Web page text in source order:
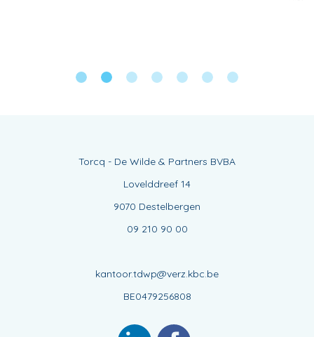
Torcq - De Wilde & Partners BVBA
Lovelddreef 14
9070 Destelbergen
09 210 90 00
kantoor.tdwp@verz.kbc.be
BE0479256808